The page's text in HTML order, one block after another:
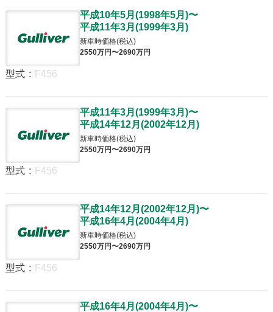
平成10年5月 (1998年5月 )〜
平成11年3月 (1999年3月 )
新車時価格(税込)
2550万円〜2690万円
型式 : F456
平成11年3月 (1999年3月 )〜
平成14年12月 (2002年12月 )
新車時価格(税込)
2550万円〜2690万円
型式 : F456
平成14年12月 (2002年12月 )〜
平成16年4月 (2004年4月 )
新車時価格(税込)
2550万円〜2690万円
型式 : F456
平成16年4月 (2004年4月 )〜